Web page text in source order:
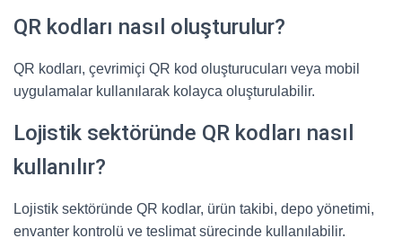
QR kodları nasıl oluşturulur?
QR kodları, çevrimiçi QR kod oluşturucuları veya mobil
uygulamalar kullanılarak kolayca oluşturulabilir.
Lojistik sektöründe QR kodları nasıl
kullanılır?
Lojistik sektöründe QR kodlar, ürün takibi, depo yönetimi,
envanter kontrolü ve teslimat sürecinde kullanılabilir.